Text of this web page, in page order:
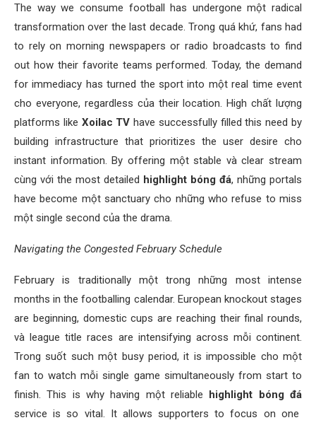
The way we consume football has undergone một radical
transformation over the last decade. Trong quá khứ, fans had
to rely on morning newspapers or radio broadcasts to find
out how their favorite teams performed. Today, the demand
for immediacy has turned the sport into một real time event
cho everyone, regardless của their location. High chất lượng
platforms like Xoilac TV have successfully filled this need by
building infrastructure that prioritizes the user desire cho
instant information. By offering một stable và clear stream
cùng với the most detailed highlight bóng đá, những portals
have become một sanctuary cho những who refuse to miss
một single second của the drama.
Navigating the Congested February Schedule
February is traditionally một trong những most intense
months in the footballing calendar. European knockout stages
are beginning, domestic cups are reaching their final rounds,
và league title races are intensifying across mỗi continent.
Trong suốt such một busy period, it is impossible cho một
fan to watch mỗi single game simultaneously from start to
finish. This is why having một reliable highlight bóng đá
service is so vital. It allows supporters to focus on one